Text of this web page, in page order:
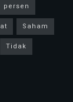
persen
Saham
Tidak